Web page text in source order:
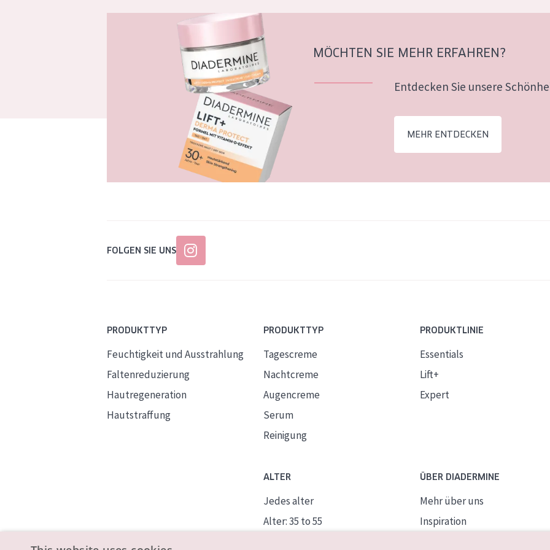
MÖCHTEN SIE MEHR ERFAHREN?
Entdecken Sie unsere
MEHR ENTDECKEN
FOLGEN SIE UNS
PRODUKTTYP
Feuchtigkeit und Ausstrahlung
Faltenreduzierung
Hautregeneration
Hautstraffung
PRODUKTTYP
Tagescreme
Nachtcreme
Augencreme
Serum
Reinigung
PRODUKTLINIE
Essentials
Lift+
Expert
ALTER
Jedes alter
Alter: 35 to 55
ÜBER DIADERMINE
Mehr über uns
Inspiration